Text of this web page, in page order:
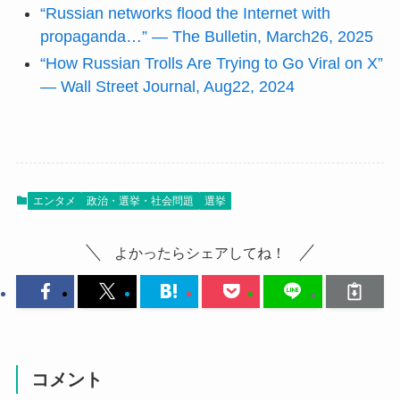
“Russian networks flood the Internet with
propaganda…” — The Bulletin, March26, 2025
“How Russian Trolls Are Trying to Go Viral on X”
— Wall Street Journal, Aug22, 2024
エンタメ 政治・選挙・社会問題 選挙
よかったらシェアしてね！
コメント